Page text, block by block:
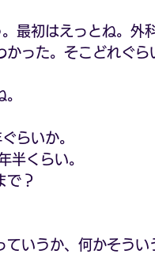
最初はえっとね。外
った。そこどれぐら
らいか。
半くらい。
で？
いうか、何かそう